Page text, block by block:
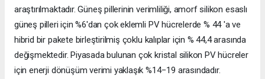
araştırılmaktadır. Güneş pillerinin verimliliği, amorf silikon esaslı
güneş pilleri için %6'dan çok eklemli PV hücrelerde % 44 'a ve
hibrid bir pakete birleştirilmiş çoklu kalıplar için % 44,4 arasında
değişmektedir. Piyasada bulunan çok kristal silikon PV hücreler
için enerji dönüşüm verimi yaklaşık %14−19 arasındadır.